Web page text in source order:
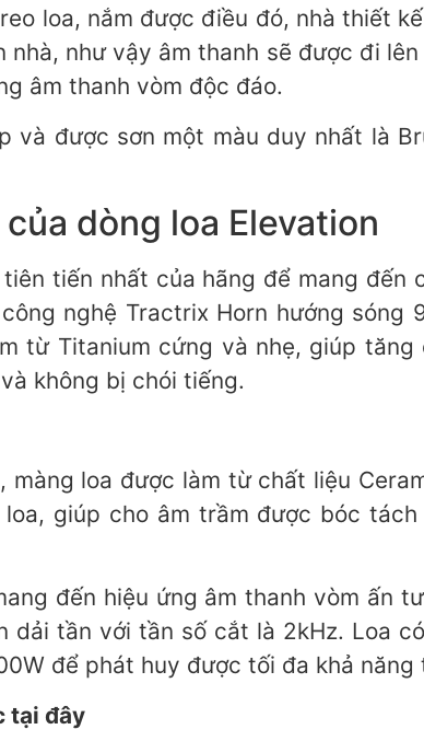
loa, nắm được điều đó, nhà thiết
như vậy âm thanh sẽ được đi
âm thanh vòm độc đáo.
và được sơn một màu duy nhất là
dòng loa Elevation
tiến nhất của hãng để mang
nghệ Tractrix Horn hướng sóng
từ Titanium cứng và nhẹ, giúp
không bị chói tiếng.
màng loa được làm từ chất liệu
giúp cho âm trầm được bóc
đến hiệu ứng âm thanh vòm ấn
tần với tần số cắt là 2kHz. Loa
để phát huy được tối đa khả năng
tại đây